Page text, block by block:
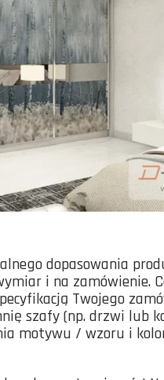
dopasowania
i na zamówienie.
Twojego
szafy (np. drzwi lub
motywu / wzoru i